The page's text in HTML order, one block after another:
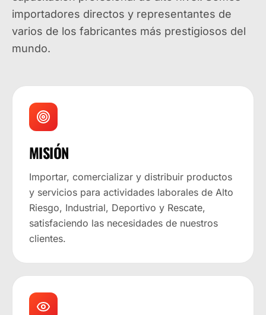
importadores directos y representantes de
varios de los fabricantes más prestigiosos del
mundo.
MISIÓN
Importar, comercializar y distribuir productos
y servicios para actividades laborales de Alto
Riesgo, Industrial, Deportivo y Rescate,
satisfaciendo las necesidades de nuestros
clientes.